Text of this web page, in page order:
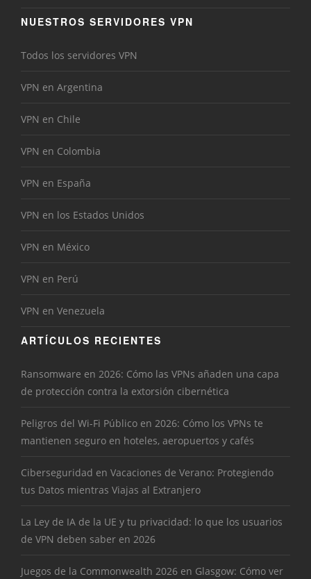
NUESTROS SERVIDORES VPN
Todos los servidores VPN
VPN en Argentina
VPN en Chile
VPN en Colombia
VPN en España
VPN en los Estados Unidos
VPN en México
VPN en Perú
VPN en Venezuela
ARTÍCULOS RECIENTES
Ransomware en 2026: Cómo las VPNs añaden una capa
de protección contra la extorsión cibernética
Peligros del Wi-Fi Público en 2026: Cómo los VPNs te
mantienen seguro en hoteles, aeropuertos y cafés
Ciberseguridad en Vacaciones de Verano: Protegiendo
tus Datos mientras Viajas al Extranjero
La Ley de IA de la UE y tu privacidad: lo que los usuarios
de VPN deben saber en 2026
Juegos de la Commonwealth 2026 en Glasgow: Cómo ver